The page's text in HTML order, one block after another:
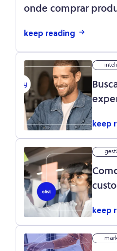
onde comprar
keep reading
keep
keep